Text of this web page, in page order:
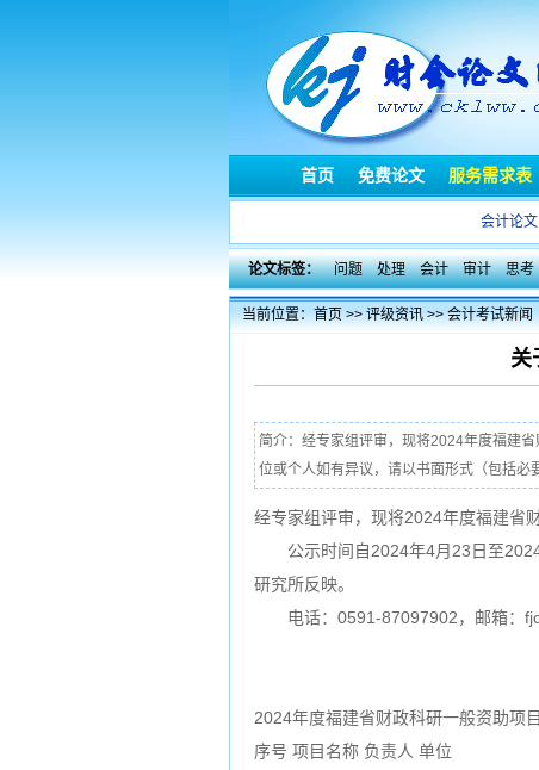
首页 免费论文 服务需求表
会计论文
论文标签： 问题 处理 会计 审计 思考
当前位置：首页>>评级资讯>>会计考试新闻
关
简介：经专家组评审，现将2024年度福建
位或个人如有异议，请以书面形式（包括
经专家组评审，现将2024年度福建省
公示时间自2024年4月23日至2024
研究所反映。
电话：0591-87097902，邮箱：
2024年度福建省财政科研一般资助项
序号 项目名称 负责人 单位